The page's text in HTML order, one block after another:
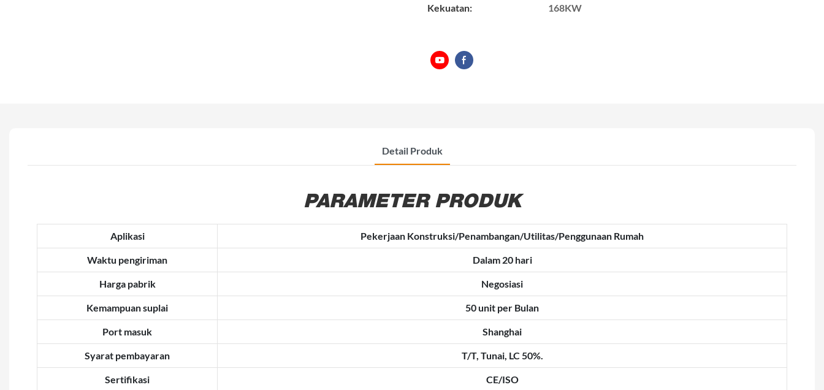
Kekuatan: 168KW
Detail Produk
PARAMETER PRODUK
Aplikasi Pekerjaan Konstruksi/Penambangan/Utilitas/Penggunaan Rumah
Waktu pengiriman Dalam 20 hari
Harga pabrik Negosiasi
Kemampuan suplai 50 unit per Bulan
Port masuk Shanghai
Syarat pembayaran T/T, Tunai, LC 50%.
Sertifikasi CE/ISO